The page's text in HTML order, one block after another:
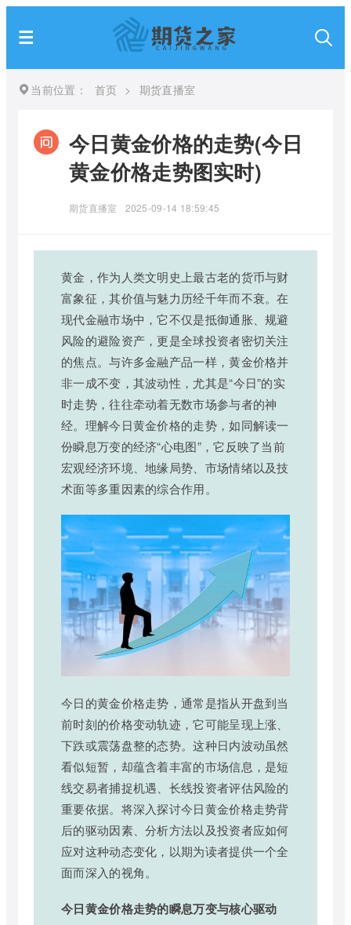
当前位置： 首页 > 期货直播室
今日黄金价格的走势(今日
黄金价格走势图实时)
期货直播室 2025-09-14 18:59:45
黄金，作为人类文明史上最古老的货币与财
富象征，其价值与魅力历经千年而不衰。在
现代金融市场中，它不仅是抵御通胀、规避
风险的避险资产，更是全球投资者密切关注
的焦点。与许多金融产品一样，黄金价格并
非一成不变，其波动性，尤其是“今日”的实
时走势，往往牵动着无数市场参与者的神
经。理解今日黄金价格的走势，如同解读一
份瞬息万变的经济“心电图”，它反映了当前
宏观经济环境、地缘局势、市场情绪以及技
术面等多重因素的综合作用。
今日的黄金价格走势，通常是指从开盘到当
前时刻的价格变动轨迹，它可能呈现上涨、
下跌或震荡盘整的态势。这种日内波动虽然
看似短暂，却蕴含着丰富的市场信息，是短
线交易者捕捉机遇、长线投资者评估风险的
重要依据。将深入探讨今日黄金价格走势背
后的驱动因素、分析方法以及投资者应如何
应对这种动态变化，以期为读者提供一个全
面而深入的视角。
今日黄金价格走势的瞬息万变与核心驱动